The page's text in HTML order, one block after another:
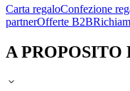
Carta regaloConfezione
partnerOfferte B2B
A PROPOSITO